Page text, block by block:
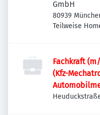
GmbH
80939
Deutschland
Teilweise
Fachkraft
(Kfz-
o.ä.)